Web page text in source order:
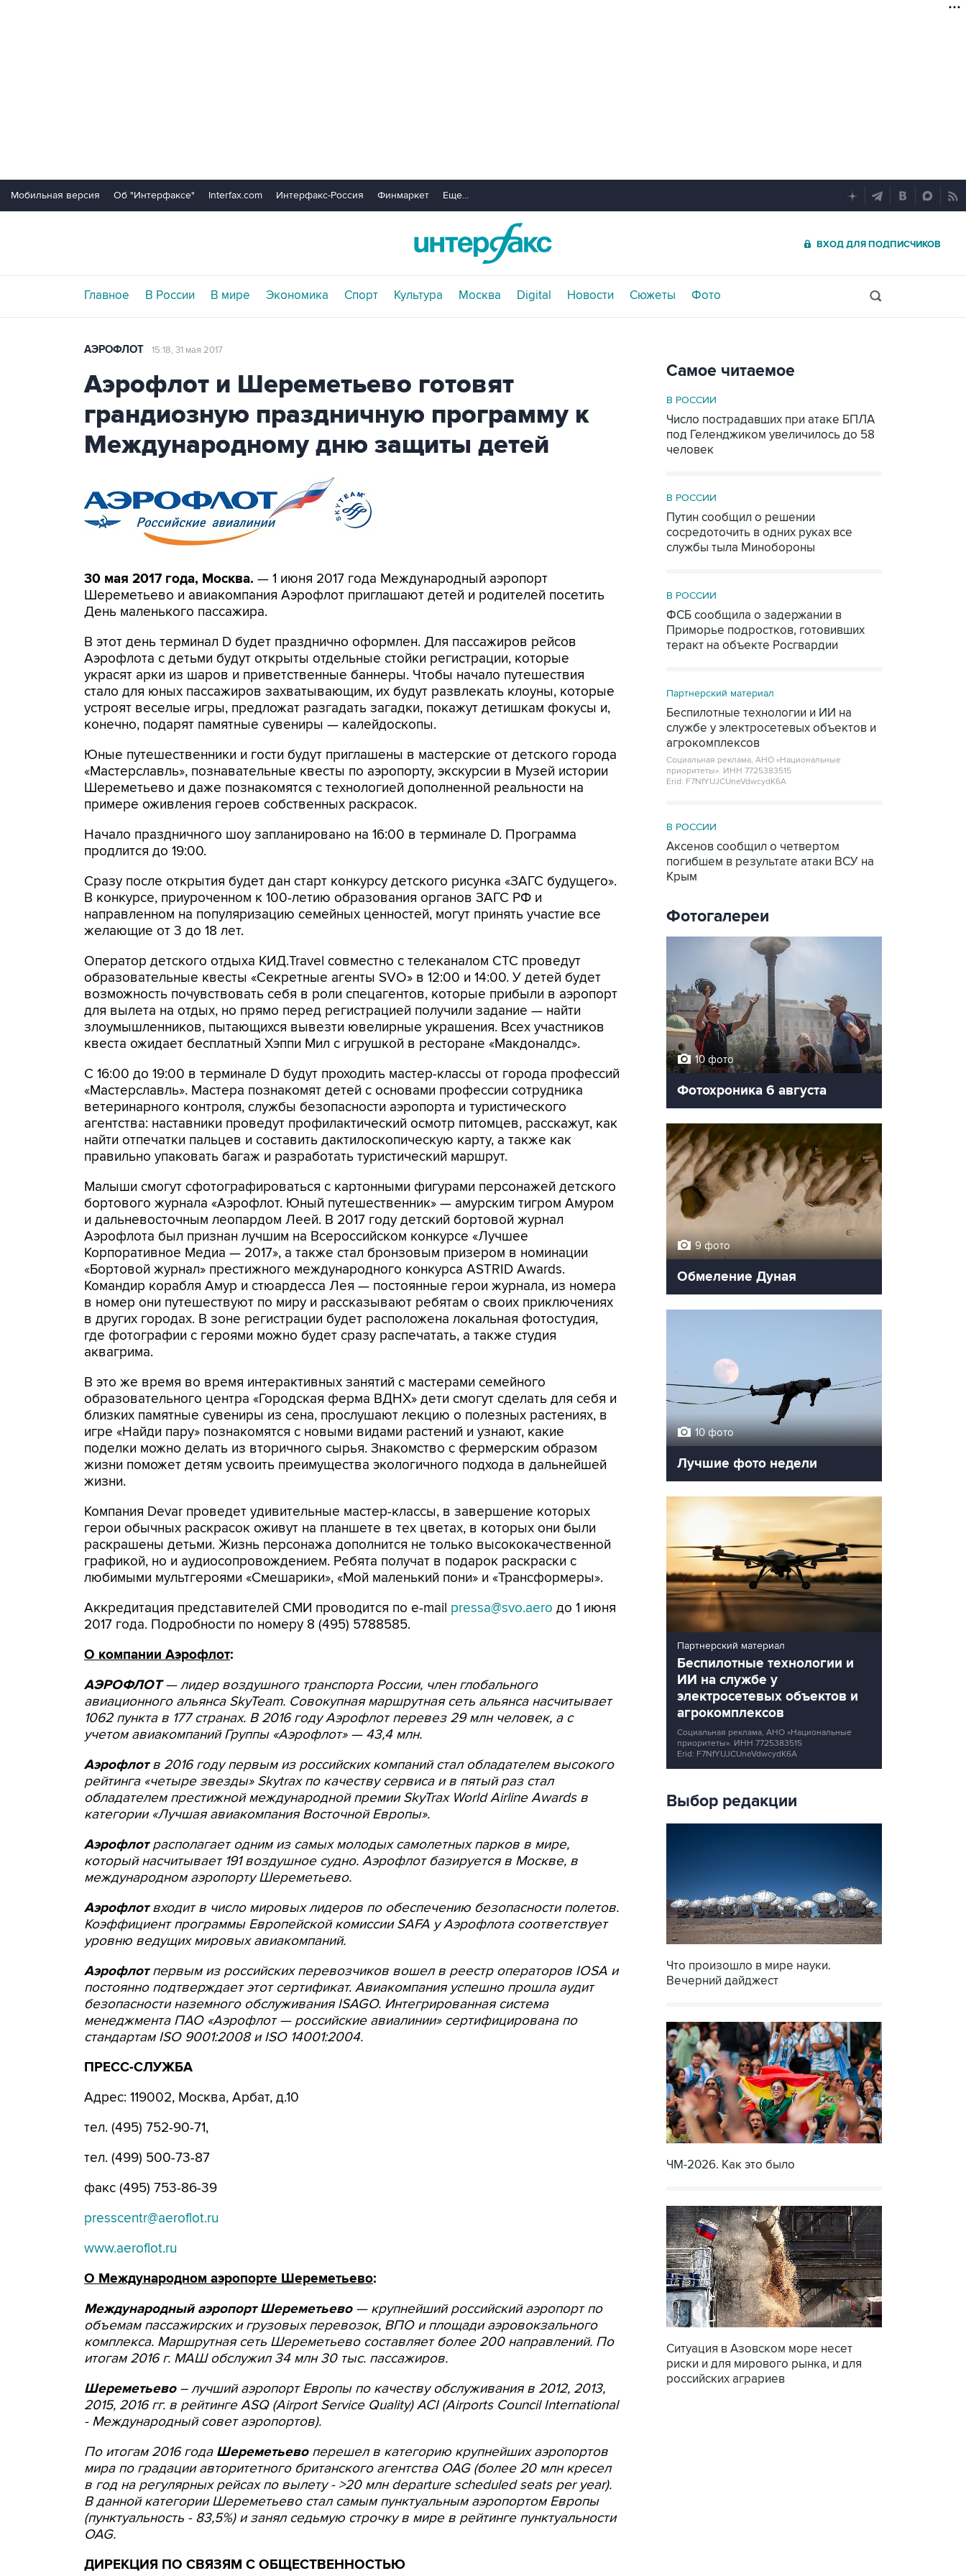
Мобильная версия Об "Интерфаксе" Interfax.com Интерфакс-Россия Финмаркет Еще...
ВХОД ДЛЯ ПОДПИСЧИКОВ
Главное В России В мире Экономика Спорт Культура Москва Digital Новости Сюжеты Фото
АЭРОФЛОТ 15:18, 31 мая 2017
Аэрофлот и Шереметьево готовят
грандиозную праздничную программу к
Международному дню защиты детей
30 мая 2017 года, Москва. — 1 июня 2017 года Международный аэропорт
Шереметьево и авиакомпания Аэрофлот приглашают детей и родителей посетить
День маленького пассажира.
В этот день терминал D будет празднично оформлен. Для пассажиров рейсов
Аэрофлота с детьми будут открыты отдельные стойки регистрации, которые
украсят арки из шаров и приветственные баннеры. Чтобы начало путешествия
стало для юных пассажиров захватывающим, их будут развлекать клоуны, которые
устроят веселые игры, предложат разгадать загадки, покажут детишкам фокусы и,
конечно, подарят памятные сувениры — калейдоскопы.
Юные путешественники и гости будут приглашены в мастерские от детского города
«Мастерславль», познавательные квесты по аэропорту, экскурсии в Музей истории
Шереметьево и даже познакомятся с технологией дополненной реальности на
примере оживления героев собственных раскрасок.
Начало праздничного шоу запланировано на 16:00 в терминале D. Программа
продлится до 19:00.
Сразу после открытия будет дан старт конкурсу детского рисунка «ЗАГС будущего».
В конкурсе, приуроченном к 100-летию образования органов ЗАГС РФ и
направленном на популяризацию семейных ценностей, могут принять участие все
желающие от 3 до 18 лет.
Оператор детского отдыха КИД.Travel совместно с телеканалом СТС проведут
образовательные квесты «Секретные агенты SVO» в 12:00 и 14:00. У детей будет
возможность почувствовать себя в роли спецагентов, которые прибыли в аэропорт
для вылета на отдых, но прямо перед регистрацией получили задание — найти
злоумышленников, пытающихся вывезти ювелирные украшения. Всех участников
квеста ожидает бесплатный Хэппи Мил с игрушкой в ресторане «Макдоналдс».
С 16:00 до 19:00 в терминале D будут проходить мастер-классы от города профессий
«Мастерславль». Мастера познакомят детей с основами профессии сотрудника
ветеринарного контроля, службы безопасности аэропорта и туристического
агентства: наставники проведут профилактический осмотр питомцев, расскажут, как
найти отпечатки пальцев и составить дактилоскопическую карту, а также как
правильно упаковать багаж и разработать туристический маршрут.
Малыши смогут сфотографироваться с картонными фигурами персонажей детского
бортового журнала «Аэрофлот. Юный путешественник» — амурским тигром Амуром
и дальневосточным леопардом Леей. В 2017 году детский бортовой журнал
Аэрофлота был признан лучшим на Всероссийском конкурсе «Лучшее
Корпоративное Медиа — 2017», а также стал бронзовым призером в номинации
«Бортовой журнал» престижного международного конкурса ASTRID Awards.
Командир корабля Амур и стюардесса Лея — постоянные герои журнала, из номера
в номер они путешествуют по миру и рассказывают ребятам о своих приключениях
в других городах. В зоне регистрации будет расположена локальная фотостудия,
где фотографии с героями можно будет сразу распечатать, а также студия
аквагрима.
В это же время во время интерактивных занятий с мастерами семейного
образовательного центра «Городская ферма ВДНХ» дети смогут сделать для себя и
близких памятные сувениры из сена, прослушают лекцию о полезных растениях, в
игре «Найди пару» познакомятся с новыми видами растений и узнают, какие
поделки можно делать из вторичного сырья. Знакомство с фермерским образом
жизни поможет детям усвоить преимущества экологичного подхода в дальнейшей
жизни.
Компания Devar проведет удивительные мастер-классы, в завершение которых
герои обычных раскрасок оживут на планшете в тех цветах, в которых они были
раскрашены детьми. Жизнь персонажа дополнится не только высококачественной
графикой, но и аудиосопровождением. Ребята получат в подарок раскраски с
любимыми мультгероями «Смешарики», «Мой маленький пони» и «Трансформеры».
Аккредитация представителей СМИ проводится по e-mail pressa@svo.aero до 1 июня
2017 года. Подробности по номеру 8 (495) 5788585.
О компании Аэрофлот:
АЭРОФЛОТ — лидер воздушного транспорта России, член глобального
авиационного альянса SkyTeam. Совокупная маршрутная сеть альянса насчитывает
1062 пункта в 177 странах. В 2016 году Аэрофлот перевез 29 млн человек, а с
учетом авиакомпаний Группы «Аэрофлот» — 43,4 млн.
Аэрофлот в 2016 году первым из российских компаний стал обладателем высокого
рейтинга «четыре звезды» Skytraxпо качеству сервиса и в пятый раз стал
обладателем престижной международной премииSkyTrax World Airline Awardsв
категории «Лучшая авиакомпания Восточной Европы».
Аэрофлотрасполагает одним из самых молодых самолетных парков в мире,
который насчитывает 191 воздушное судно. Аэрофлот базируется в Москве, в
международном аэропорту Шереметьево.
Аэрофлотвходит в число мировых лидеров по обеспечению безопасности полетов.
Коэффициент программы Европейской комиссииSAFA у Аэрофлота соответствует
уровню ведущих мировых авиакомпаний.
Аэрофлотпервым из российских перевозчиков вошел в реестр операторов IOSA и
постоянно подтверждает этот сертификат. Авиакомпания успешно прошла аудит
безопасности наземного обслуживанияISAGO. Интегрированная система
менеджмента ПАО «Аэрофлот — российские авиалинии» сертифицирована по
стандартам ISO9001:2008 иISO14001:2004.
ПРЕСС-СЛУЖБА
Адрес: 119002, Москва, Арбат, д.10
тел. (495) 752-90-71,
тел. (499) 500-73-87
факс (495) 753-86-39
presscentr@aeroflot.ru
www.aeroflot.ru
О Международном аэропорте Шереметьево:
Международный аэропорт Шереметьево— крупнейший российский аэропорт по
объемам пассажирских и грузовых перевозок, ВПО и площади аэровокзального
комплекса. Маршрутная сеть Шереметьево составляет более 200 направлений. По
итогам 2016 г. МАШ обслужил 34 млн 30 тыс. пассажиров.
Шереметьево– лучший аэропорт Европы по качеству обслуживания в 2012, 2013,
2015, 2016 гг. в рейтинге ASQ (Airport Service Quality) ACI (Airports Council International
- Международный совет аэропортов).
По итогам 2016 года Шереметьевоперешел в категорию крупнейших аэропортов
мира по градации авторитетного британского агентства OAG (более 20 млн кресел
в год на регулярных рейсах по вылету - >20 млн departure scheduled seats per year).
В данной категории Шереметьево стал самым пунктуальным аэропортом Европы
(пунктуальность - 83,5%) и занял седьмую строчку в мире в рейтинге пунктуальности
OAG.
ДИРЕКЦИЯ ПО СВЯЗЯМ С ОБЩЕСТВЕННОСТЬЮ
Самое читаемое
В РОССИИ
Число пострадавших при атаке БПЛА
под Геленджиком увеличилось до 58
человек
В РОССИИ
Путин сообщил о решении
сосредоточить в одних руках все
службы тыла Минобороны
В РОССИИ
ФСБ сообщила о задержании в
Приморье подростков, готовивших
теракт на объекте Росгвардии
Партнерский материал
Беспилотные технологии и ИИ на
службе у электросетевых объектов и
агрокомплексов
Социальная реклама, АНО «Национальные
приоритеты». ИНН 7725383515
Erid: F7NfYUJCUneVdwcydK6A
В РОССИИ
Аксенов сообщил о четвертом
погибшем в результате атаки ВСУ на
Крым
Фотогалереи
10 фото
Фотохроника 6 августа
9 фото
Обмеление Дуная
10 фото
Лучшие фото недели
Партнерский материал
Беспилотные технологии и
ИИ на службе у
электросетевых объектов и
агрокомплексов
Социальная реклама, АНО «Национальные
приоритеты». ИНН 7725383515
Erid: F7NfYUJCUneVdwcydK6A
Выбор редакции
Что произошло в мире науки.
Вечерний дайджест
ЧМ-2026. Как это было
Ситуация в Азовском море несет
риски и для мирового рынка, и для
российских аграриев